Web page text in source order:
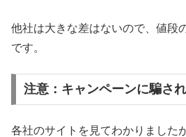
他社は大きな差はないので、値段
です。
注意：キャンペーンに騙され
各社のサイトを見てわかりましたが